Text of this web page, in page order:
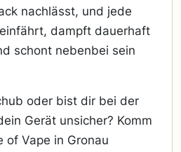
nachlässt, und jede
dampft dauerhaft
schont nebenbei sein
oder bist dir bei der
Gerät unsicher? Komm
of Vape in Gronau